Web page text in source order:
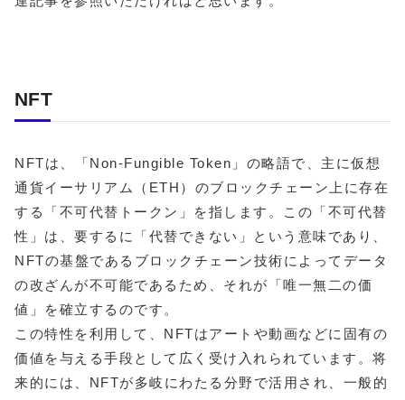
NFT
NFTは、「Non-Fungible Token」の略語で、主に仮想
通貨イーサリアム（ETH）のブロックチェーン上に存在
する「不可代替トークン」を指します。この「不可代替
性」は、要するに「代替できない」という意味であり、
NFTの基盤であるブロックチェーン技術によってデータ
の改ざんが不可能であるため、それが「唯一無二の価
値」を確立するのです。
この特性を利用して、NFTはアートや動画などに固有の
価値を与える手段として広く受け入れられています。将
来的には、NFTが多岐にわたる分野で活用され、一般的